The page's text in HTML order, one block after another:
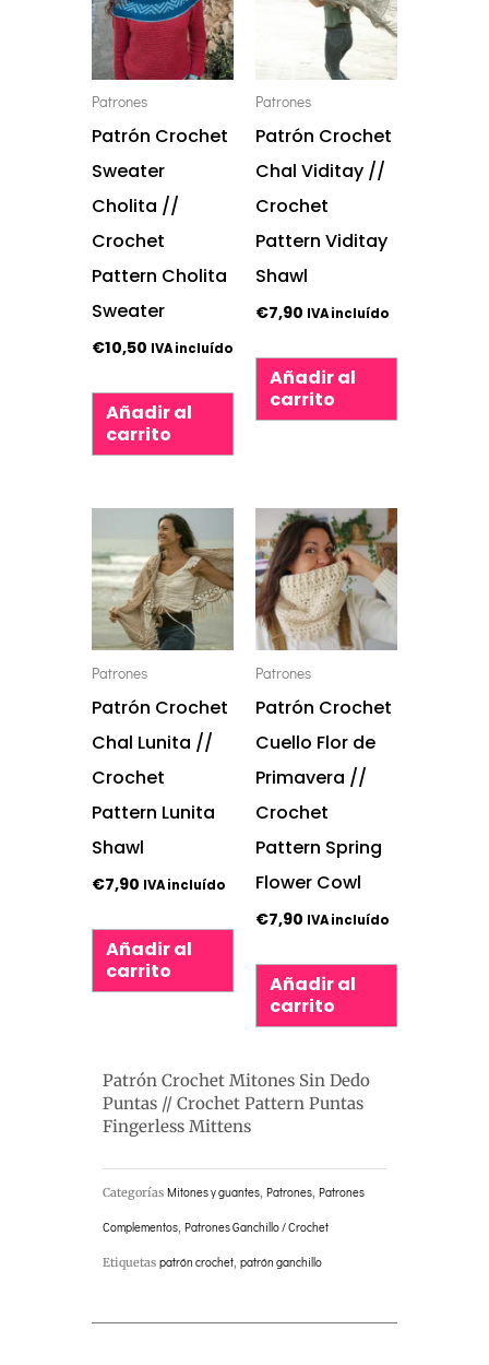
Patrones
Patrón Crochet
Sweater
Cholita //
Crochet
Pattern Cholita
Sweater
€10,50 IVA incluído
Añadir al
carrito
Patrones
Patrón Crochet
Chal Viditay //
Crochet
Pattern Viditay
Shawl
€7,90 IVA incluído
Añadir al
carrito
Patrones
Patrón Crochet
Chal Lunita //
Crochet
Pattern Lunita
Shawl
€7,90 IVA incluído
Añadir al
carrito
Patrones
Patrón Crochet
Cuello Flor de
Primavera //
Crochet
Pattern Spring
Flower Cowl
€7,90 IVA incluído
Añadir al
carrito
Patrón Crochet Mitones Sin Dedo
Puntas // Crochet Pattern Puntas
Fingerless Mittens
Categorías Mitones y guantes, Patrones, Patrones
Complementos, Patrones Ganchillo / Crochet
Etiquetas patrón crochet, patrón ganchillo